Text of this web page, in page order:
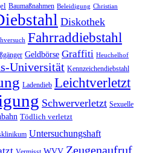
Baumaßnahmen Beleidigung Christian
Diskothek
Fahrraddiebstahl
Geldbörse Graffiti Heuchelhof
Universität Kennzeichendiebstahl
Ladendieb Leichtverletzt
Schwerverletzt Sexuelle
Tödlich verletzt
Untersuchungshaft
WVV Zeugenaufruf